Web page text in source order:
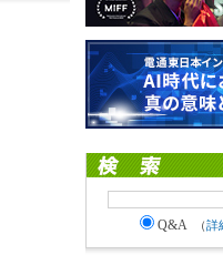
Q&A （詳